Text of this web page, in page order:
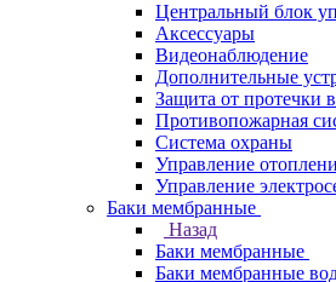
Центральный блок
Аксессуары
Видеонаблюдение
Дополнительные
Защита от протечки
Противопожарная
Система охраны
Управление
Управление
Баки мембранные
Назад
Баки мембранные
Баки мембранные